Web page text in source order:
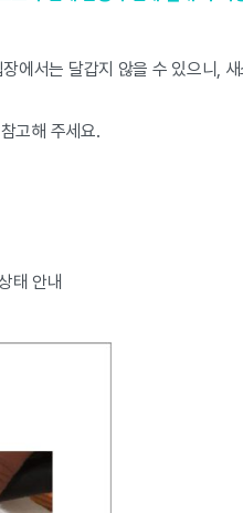
에서는 달갑지 않을 수 있으니,
고해 주세요.
태 안내